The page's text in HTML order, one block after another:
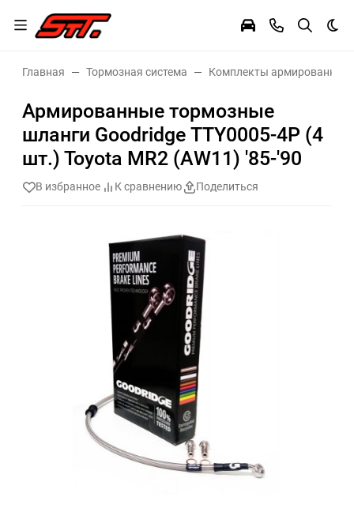
Главная Тормозная система Комплекты армированных
Армированные тормозные
шланги Goodridge TTY0005-4P (4
шт.) Toyota MR2 (AW11) '85-'90
В избранное К сравнению Поделиться